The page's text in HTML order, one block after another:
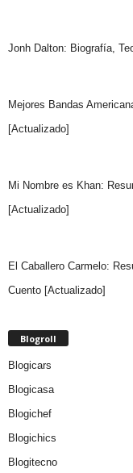
Jonh Dalton: Biografía,
Mejores Bandas
[Actualizado]
Mi Nombre es Khan:
[Actualizado]
El Caballero Carmelo:
Cuento [Actualizado]
Blogroll
Blogicars
Blogicasa
Blogichef
Blogichics
Blogitecno